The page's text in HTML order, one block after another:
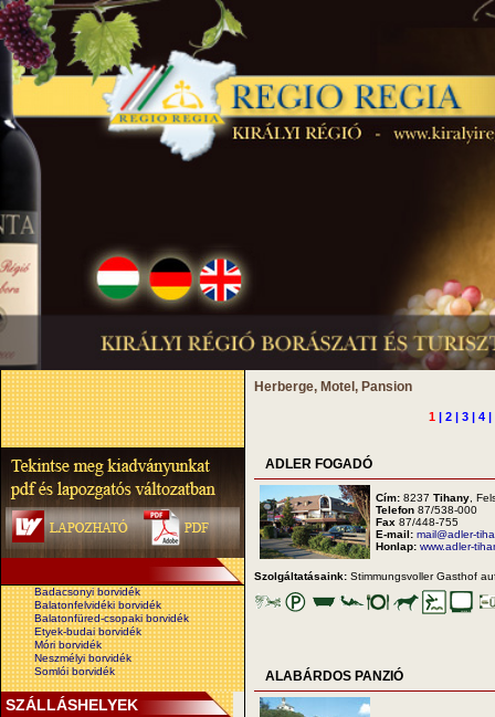
Badacsonyi borvidék
Balatonfelvidéki borvidék
Balatonfüred-csopaki borvidék
Etyek-budai borvidék
Móri borvidék
Neszmélyi borvidék
Somlói borvidék
SZÁLLÁSHELYEK
Herberge, Motel, Pansion
1 2 3 4
ADLER FOGADÓ
Cím: 8237 Tihany,
Telefon 87/538-000
Fax 87/448-755
E-mail: mail@adler-
Honlap: www.adler-
Szolgáltatásaink: Stimmungsvoller Gasthof
ALABÁRDOS PANZIÓ